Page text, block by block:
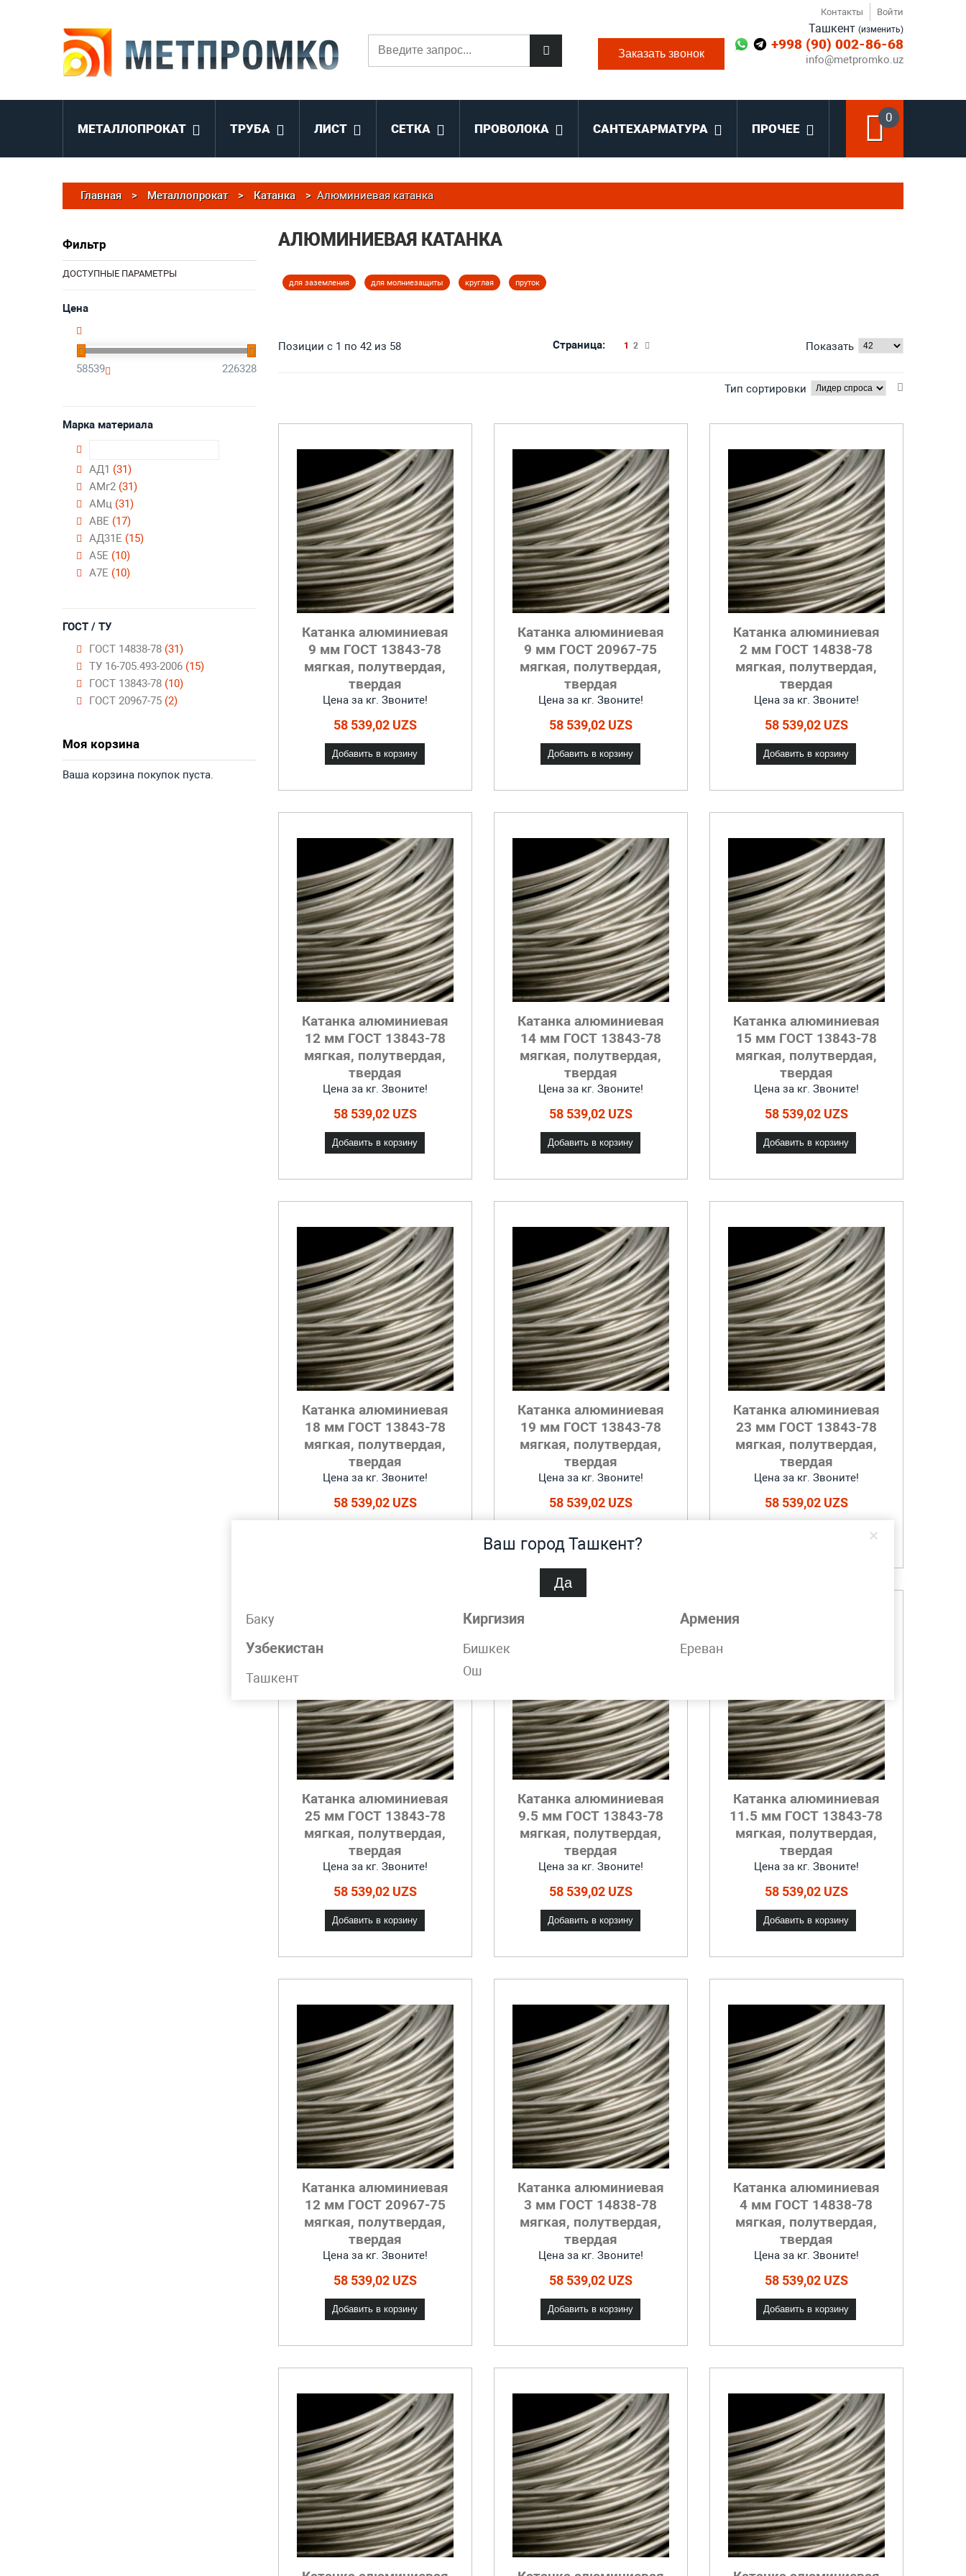
×
Ваш город Ташкент?
Да
Баку
Узбекистан
Ташкент
Киргизия
Бишкек
Ош
Армения
Ереван
Ташкент (изменить)
+998 (90) 002-86-68
info@metpromko.uz
Контакты Войти
Заказать звонок
0
МЕТАЛЛОПРОКАТ
ТРУБА ЛИСТ СЕТКА ПРОВОЛОКА САНТЕХАРМАТУРА ПРОЧЕЕ
Главная > Металлопрокат > Катанка > Алюминиевая катанка
АЛЮМИНИЕВАЯ КАТАНКА
для заземления для молниезащиты круглая пруток
Позиции с 1 по 42 из 58 Показать
Страница: 1 2
Тип сортировки
Катанка алюминиевая
9 мм ГОСТ 13843-78
мягкая, полутвердая,
твердая
Цена за кг. Звоните!
58 539,02 UZS
Добавить в корзину
Катанка алюминиевая
9 мм ГОСТ 20967-75
мягкая, полутвердая,
твердая
Цена за кг. Звоните!
58 539,02 UZS
Добавить в корзину
Катанка алюминиевая
2 мм ГОСТ 14838-78
мягкая, полутвердая,
твердая
Цена за кг. Звоните!
58 539,02 UZS
Добавить в корзину
Катанка алюминиевая
12 мм ГОСТ 13843-78
мягкая, полутвердая,
твердая
Цена за кг. Звоните!
58 539,02 UZS
Добавить в корзину
Катанка алюминиевая
14 мм ГОСТ 13843-78
мягкая, полутвердая,
твердая
Цена за кг. Звоните!
58 539,02 UZS
Добавить в корзину
Катанка алюминиевая
15 мм ГОСТ 13843-78
мягкая, полутвердая,
твердая
Цена за кг. Звоните!
58 539,02 UZS
Добавить в корзину
Катанка алюминиевая
18 мм ГОСТ 13843-78
мягкая, полутвердая,
твердая
Цена за кг. Звоните!
58 539,02 UZS
Катанка алюминиевая
19 мм ГОСТ 13843-78
мягкая, полутвердая,
твердая
Цена за кг. Звоните!
58 539,02 UZS
Катанка алюминиевая
23 мм ГОСТ 13843-78
мягкая, полутвердая,
твердая
Цена за кг. Звоните!
58 539,02 UZS
Катанка алюминиевая
25 мм ГОСТ 13843-78
мягкая, полутвердая,
твердая
Цена за кг. Звоните!
58 539,02 UZS
Добавить в корзину
Катанка алюминиевая
9.5 мм ГОСТ 13843-78
мягкая, полутвердая,
твердая
Цена за кг. Звоните!
58 539,02 UZS
Добавить в корзину
Катанка алюминиевая
11.5 мм ГОСТ 13843-78
мягкая, полутвердая,
твердая
Цена за кг. Звоните!
58 539,02 UZS
Добавить в корзину
Катанка алюминиевая
12 мм ГОСТ 20967-75
мягкая, полутвердая,
твердая
Цена за кг. Звоните!
58 539,02 UZS
Добавить в корзину
Катанка алюминиевая
3 мм ГОСТ 14838-78
мягкая, полутвердая,
твердая
Цена за кг. Звоните!
58 539,02 UZS
Добавить в корзину
Катанка алюминиевая
4 мм ГОСТ 14838-78
мягкая, полутвердая,
твердая
Цена за кг. Звоните!
58 539,02 UZS
Добавить в корзину
Фильтр
ДОСТУПНЫЕ ПАРАМЕТРЫ
Цена
58539 226328
Марка материала
АД1 (31)
АМг2 (31)
АМц (31)
АВЕ (17)
АД31Е (15)
А5Е (10)
А7Е (10)
ГОСТ / ТУ
ГОСТ 14838-78 (31)
ТУ 16-705.493-2006 (15)
ГОСТ 13843-78 (10)
ГОСТ 20967-75 (2)
Моя корзина
Ваша корзина покупок пуста.